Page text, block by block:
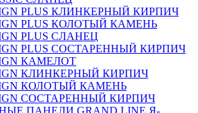
PLUS КЛИНКЕРНЫЙ КИРПИЧ
PLUS КОЛОТЫЙ КАМЕНЬ
PLUS СЛАНЕЦ
PLUS СОСТАРЕННЫЙ КИРПИЧ
КАМЕЛОТ
КЛИНКЕРНЫЙ КИРПИЧ
КОЛОТЫЙ КАМЕНЬ
СОСТАРЕННЫЙ КИРПИЧ